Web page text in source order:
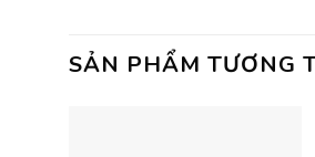
SẢN PHẨM TƯƠNG